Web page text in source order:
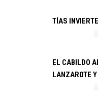
TÍAS
EL CABILDO
LANZAROTE